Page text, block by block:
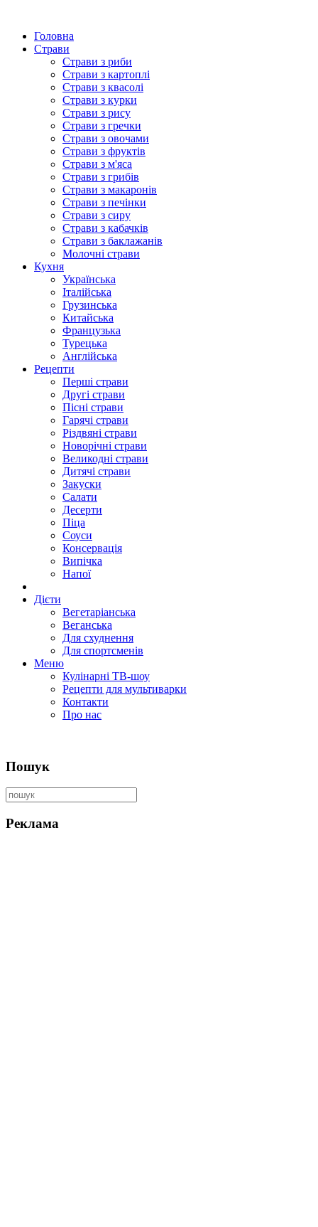
Головна
Страви
Страви з риби
Страви з картоплі
Страви з квасолі
Страви з курки
Страви з рису
Страви з гречки
Страви з овочами
Страви з фруктів
Страви з м'яса
Страви з грибів
Страви з макаронів
Страви з печінки
Страви з сиру
Страви з кабачків
Страви з баклажанів
Молочні страви
Кухня
Українська
Італійська
Грузинська
Китайська
Французька
Турецька
Англійська
Рецепти
Перші страви
Другі страви
Пісні страви
Гарячі страви
Різдвяні страви
Новорічні страви
Великодні страви
Дитячі страви
Закуски
Салати
Десерти
Піца
Соуси
Консервація
Випічка
Напої
Дієти
Вегетаріанська
Веганська
Для схуднення
Для спортсменів
Меню
Кулінарні ТВ-шоу
Рецепти для мультиварки
Контакти
Про нас
Пошук
Реклама